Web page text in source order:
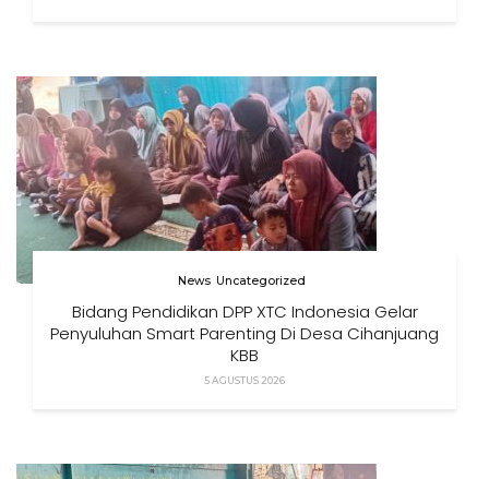
News Uncategorized
Bidang Pendidikan DPP XTC Indonesia Gelar
Penyuluhan Smart Parenting Di Desa Cihanjuang
KBB
5 AGUSTUS 2026